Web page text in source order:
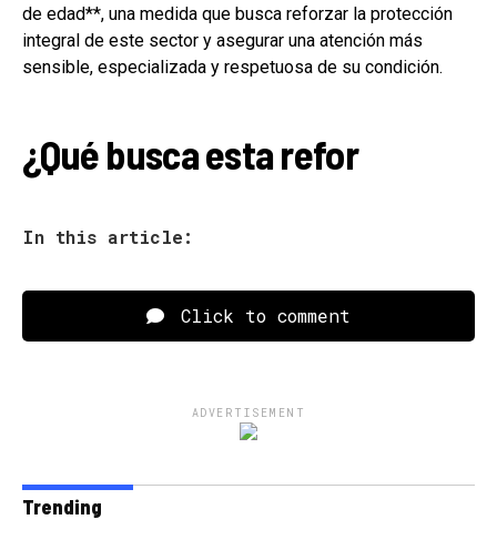
de edad**, una medida que busca reforzar la protección
integral de este sector y asegurar una atención más
sensible, especializada y respetuosa de su condición.
¿Qué busca esta refor
In this article:
Click to comment
ADVERTISEMENT
Trending